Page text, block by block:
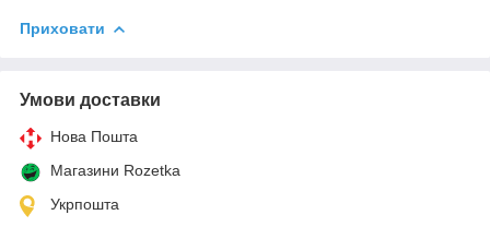
Приховати
Умови доставки
Нова Пошта
Магазини Rozetka
Укрпошта